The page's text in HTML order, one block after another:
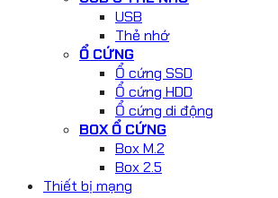
USB
Thẻ nhớ
Ổ CỨNG
Ổ cứng SSD
Ổ cứng HDD
Ổ cứng di động
BOX Ổ CỨNG
Box M.2
Box 2.5
Thiết bị mạng